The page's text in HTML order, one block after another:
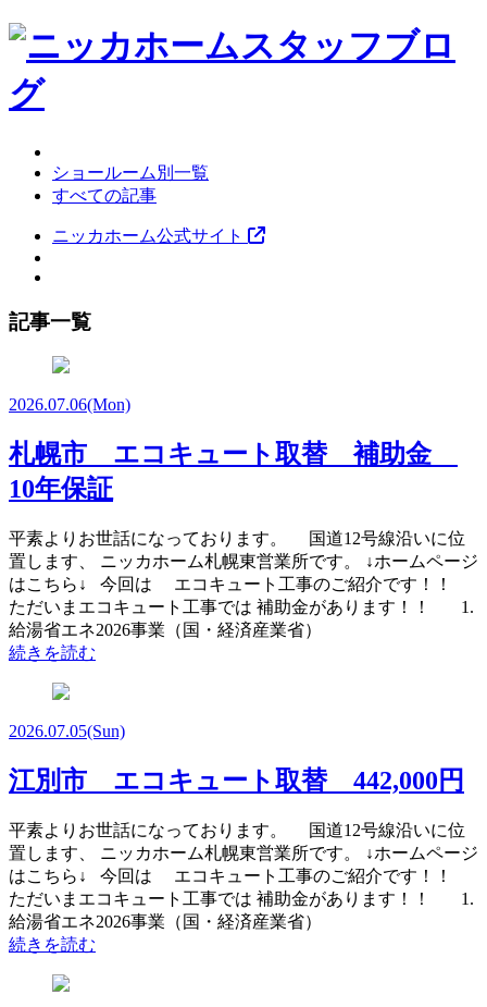
ショールーム別一覧
すべての記事
ニッカホーム公式サイト
記事一覧
2026.07.06(Mon)
札幌市 エコキュート取替 補助金
10年保証
平素よりお世話になっております。 国道12号線沿いに位
置します、 ニッカホーム札幌東営業所です。 ↓ホームページ
はこちら↓ 今回は エコキュート工事のご紹介です！！
ただいまエコキュート工事では 補助金があります！！ 1.
給湯省エネ2026事業（国・経済産業省）
続きを読む
2026.07.05(Sun)
江別市 エコキュート取替 442,000円
平素よりお世話になっております。 国道12号線沿いに位
置します、 ニッカホーム札幌東営業所です。 ↓ホームページ
はこちら↓ 今回は エコキュート工事のご紹介です！！
ただいまエコキュート工事では 補助金があります！！ 1.
給湯省エネ2026事業（国・経済産業省）
続きを読む